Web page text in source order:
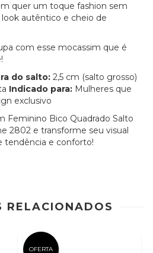
quer um toque fashion sem
autêntico e cheio de
com esse mocassim que é
do salto: 2,5 cm (salto grosso)
Indicado para: Mulheres que
exclusivo
Feminino Bico Quadrado Salto
2802 e transforme seu visual
tendência e conforto!
RELACIONADOS
OFERTA